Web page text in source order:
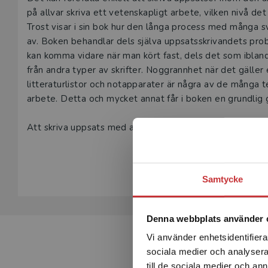
Samtycke
Denna webbplats använder
Vi använder
sociala medier och
till de sociala medier och
på allvar skriva ett vetenskapligt arbete, vilken nivå
Trost visar i sin bok hur den långa process med
av. Boken behandlar dels själva uppsatsskrivandets
kan komma vidare när man kört fast, dels det som
från andra typer av skrifter. Noggrannhet när det
litteraturlistor och notapparater är några av de många
arbete. Detta och mycket annat får i boken en grundlig
Att skriva uppsats med akribi är avsedd för alla som